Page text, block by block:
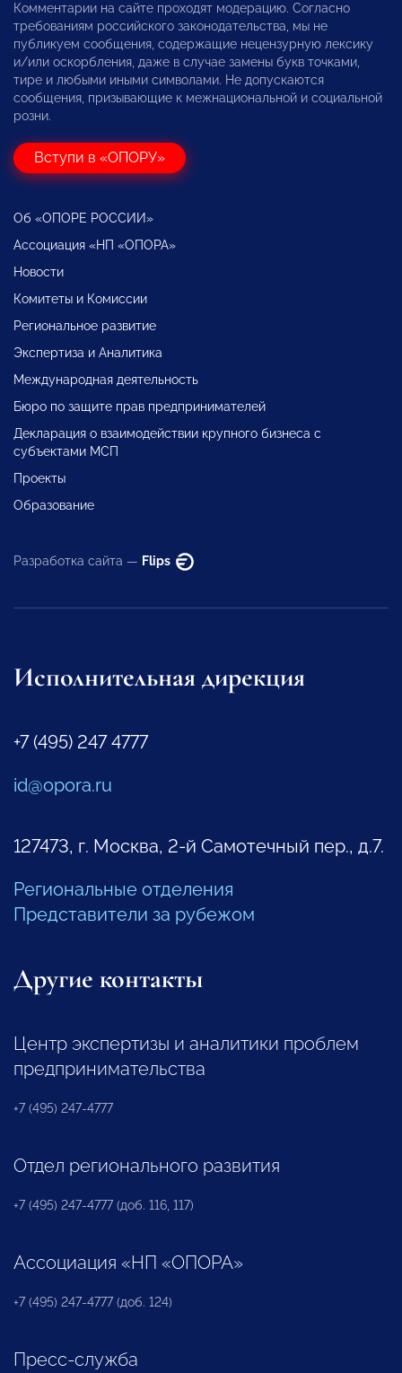
Комментарии на сайте проходят модерацию. Согласно
требованиям российского законодательства, мы не
публикуем сообщения, содержащие нецензурную лексику
и/или оскорбления, даже в случае замены букв точками,
тире и любыми иными символами. Не допускаются
сообщения, призывающие к межнациональной и социальной
розни.
Вступи в «ОПОРУ»
Об «ОПОРЕ РОССИИ»
Ассоциация «НП «ОПОРА»
Новости
Комитеты и Комиссии
Региональное развитие
Экспертиза и Аналитика
Международная деятельность
Бюро по защите прав предпринимателей
Декларация о взаимодействии крупного бизнеса с
субъектами МСП
Проекты
Образование
Разработка сайта — Flips
Исполнительная дирекция
+7 (495) 247 4777
id@opora.ru
127473, г. Москва, 2-й Самотечный пер., д.7.
Региональные отделения
Представители за рубежом
Другие контакты
Центр экспертизы и аналитики проблем
предпринимательства
+7 (495) 247-4777
Отдел регионального развития
+7 (495) 247-4777 (доб. 116, 117)
Ассоциация «НП «ОПОРА»
+7 (495) 247-4777 (доб. 124)
Пресс-служба